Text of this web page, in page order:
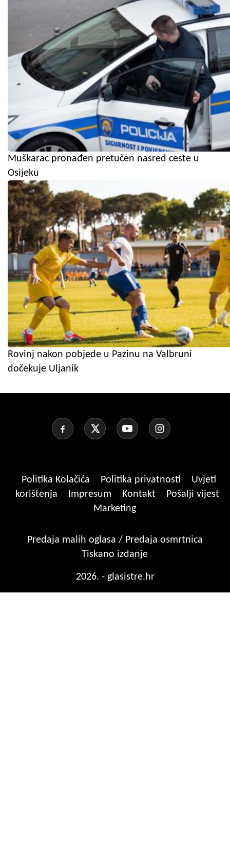
Muškarac pronađen pretučen nasred ceste u
Osijeku
Rovinj nakon pobjede u Pazinu na Valbruni
dočekuje Uljanik
Politika Kolačića Politika privatnosti
Uvjeti
korištenja
Impresum Kontakt
Pošalji vijest
Marketing
Predaja malih oglasa / Predaja osmrtnica
Tiskano izdanje
2026. - glasistre.hr